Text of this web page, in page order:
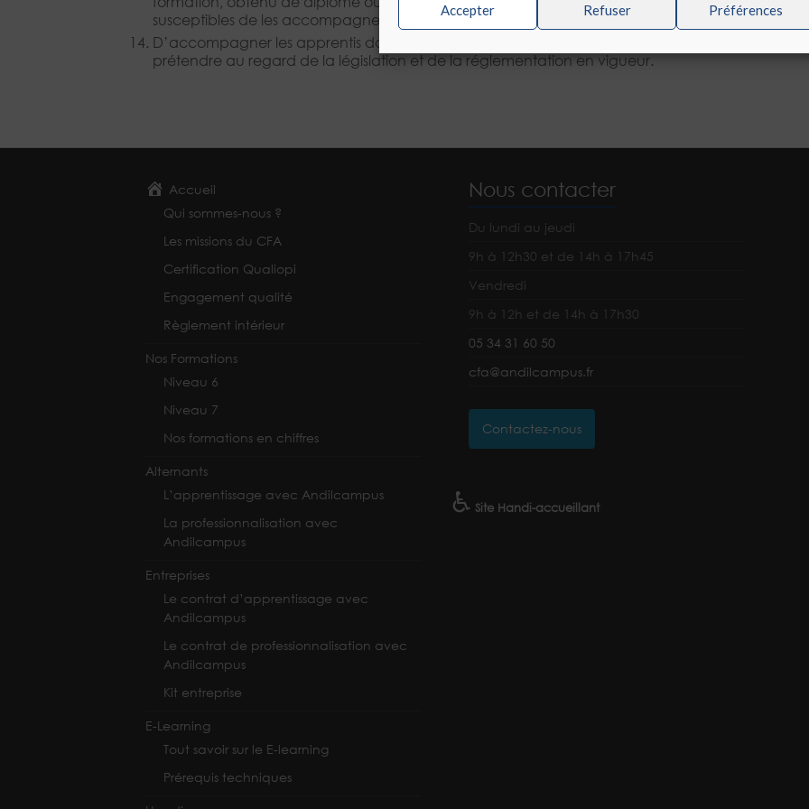
Accepter Refuser Préférences
susceptibles de les accompagner dans la définition d’un projet de poursuite de formation ;
D’accompagner les apprentis dans leurs démarches pour accéder aux aides auxquelles ils
prétendre au regard de la législation et de la réglementation en vigueur.
Accueil
Qui sommes-nous ?
Les missions du CFA
Certification Qualiopi
Engagement qualité
Règlement intérieur
Nos Formations
Niveau 6
Niveau 7
Nos formations en chiffres
Alternants
L’apprentissage avec Andilcampus
La professionnalisation avec
Andilcampus
Entreprises
Le contrat d’apprentissage avec
Andilcampus
Le contrat de professionnalisation avec
Andilcampus
Kit entreprise
E-Learning
Tout savoir sur le E-learning
Prérequis techniques
Nous contacter
Du lundi au jeudi
9h à 12h30 et de 14h à 17h45
Vendredi
9h à 12h et de 14h à 17h30
05 34 31 60 50
cfa@andilcampus.fr
Contactez-nous
♿ Site Handi-accueillant